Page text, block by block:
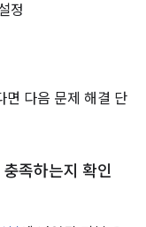
정
면 다음 문제 해결 단
족하는지 확인